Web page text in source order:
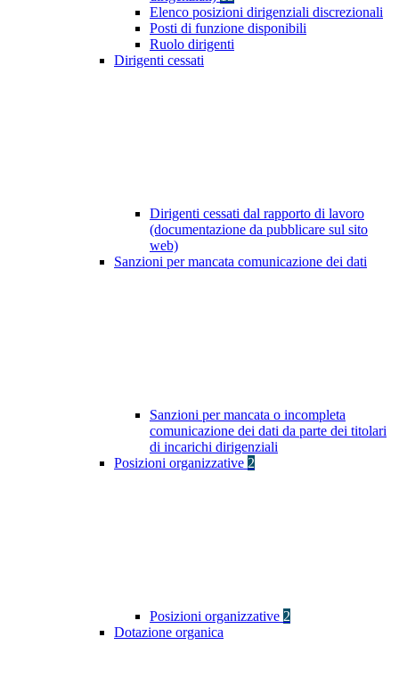
Elenco posizioni dirigenziali discrezionali
Posti di funzione disponibili
Ruolo dirigenti
Dirigenti cessati
Dirigenti cessati dal rapporto di lavoro
(documentazione da pubblicare sul sito
web)
Sanzioni per mancata comunicazione dei dati
Sanzioni per mancata o incompleta
comunicazione dei dati da parte dei titolari
di incarichi dirigenziali
Posizioni organizzative 2
Posizioni organizzative 2
Dotazione organica